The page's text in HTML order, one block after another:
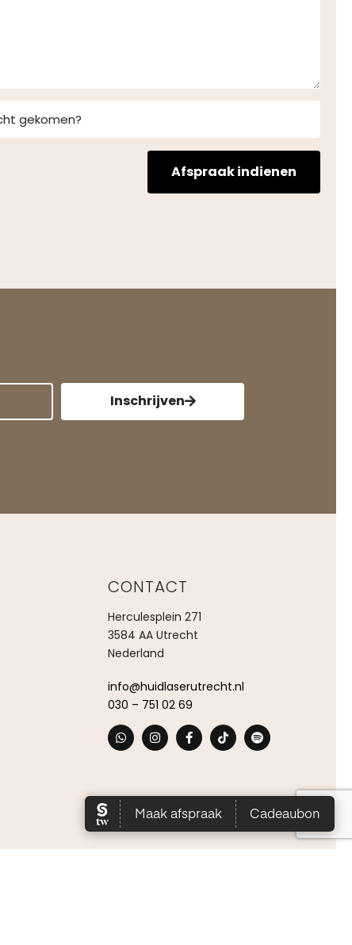
Afspraak indienen
Inschrijven
CONTACT
Herculesplein 271
3584 AA Utrecht
Nederland
info@huidlaserutrecht.nl
030 – 751 02 69